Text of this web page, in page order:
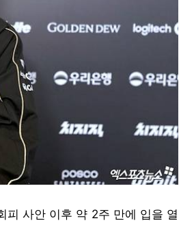
피 사안 이후 약 2주 만에 입을 열